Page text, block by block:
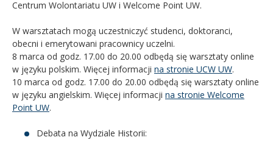
Centrum Wolontariatu UW i Welcome Point UW.
W warsztatach mogą uczestniczyć studenci, doktoranci,
obecni i emerytowani pracownicy uczelni.
8 marca od godz. 17.00 do 20.00 odbędą się warsztaty online
w języku polskim. Więcej informacji na stronie UCW UW.
10 marca od godz. 17.00 do 20.00 odbędą się warsztaty online
w języku angielskim. Więcej informacji na stronie Welcome
Point UW.
Debata na Wydziale Historii: